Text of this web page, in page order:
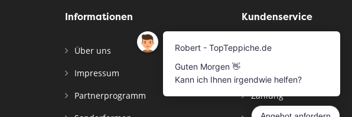
Informationen
Über uns
Impressum
Partnerprogramm
Kundenservice
Musterservice
Zahlung